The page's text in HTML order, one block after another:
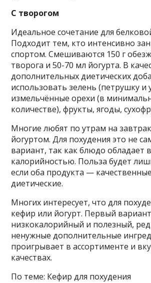
С творогом
Идеальное сочетание для
Подходит тем, кто интенсивно
спортом. Смешиваются 150 г
творога и 50-70 мл йогурта. В
дополнительных диетических
использовать зелень (петрушку и
измельчённые орехи (в
количестве), фрукты, ягоды,
Многие любят по утрам на
йогуртом. Для похудения это не
вариант, так как блюдо обладает
калорийностью. Польза будет
если оба продукта —
диетические.
Многих интересует, что для
кефир или йогурт. Первый
низкокалорийный и полезный,
ненужные дополнительные
проигрывает в ассортименте и
качествах.
По теме: Кефир для похудения